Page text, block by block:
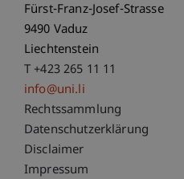
Fürst-Franz-Josef-Strasse
9490 Vaduz
Liechtenstein
T +423 265 11 11
info@uni.li
Fußzeile
Rechtssammlung
Datenschutzerklärung
Disclaimer
Impressum